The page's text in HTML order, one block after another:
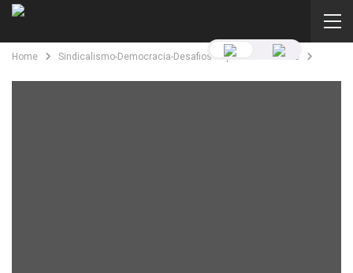
Home Sindicalismo-Democracia-Desafios-Representatividade